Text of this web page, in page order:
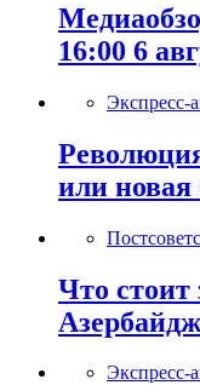
16:00 6
Экспресс-
или
Что
Экспресс-